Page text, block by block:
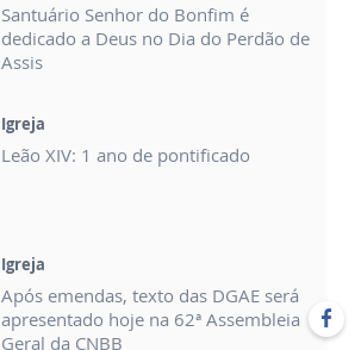
Santuário Senhor do Bonfim é
dedicado a Deus no Dia do Perdão de
Assis
Igreja
Leão XIV: 1 ano de pontificado
Igreja
Após emendas, texto das DGAE será
apresentado hoje na 62ª Assembleia
Geral da CNBB